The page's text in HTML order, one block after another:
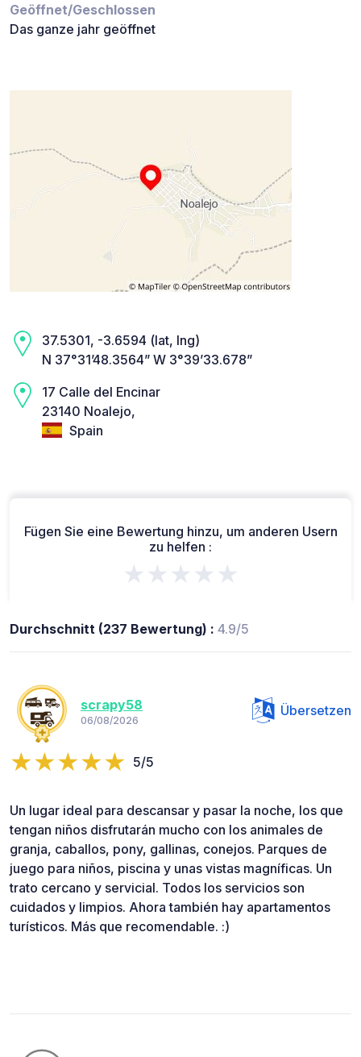
Geöffnet/Geschlossen
Das ganze jahr geöffnet
37.5301, -3.6594 (lat, lng)
N 37°31’48.3564” W 3°39’33.678”
17 Calle del Encinar
23140 Noalejo,
Spain
Fügen Sie eine Bewertung hinzu, um anderen Usern
zu helfen :
★★★★★
Durchschnitt (237 Bewertung) : 4.9/5
scrapy58
06/08/2026
Übersetzen
5/5
Un lugar ideal para descansar y pasar la noche, los que
tengan niños disfrutarán mucho con los animales de
granja, caballos, pony, gallinas, conejos. Parques de
juego para niños, piscina y unas vistas magníficas. Un
trato cercano y servicial. Todos los servicios son
cuidados y limpios. Ahora también hay apartamentos
turísticos. Más que recomendable. :)